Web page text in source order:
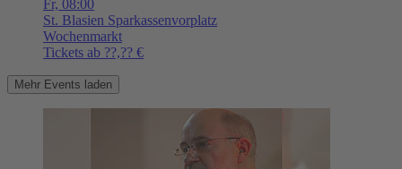
Fr, 08:00
St. Blasien Sparkassenvorplatz
Wochenmarkt
Tickets ab ??,?? €
Mehr Events laden